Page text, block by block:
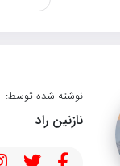
نوشته شده توسط:
نازنین راد